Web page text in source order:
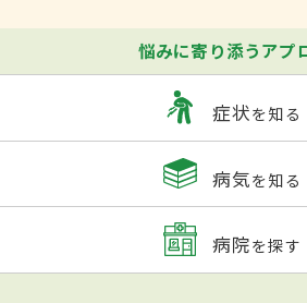
悩みに寄り添うアプ
症状を知る
病気を知る
病院を探す